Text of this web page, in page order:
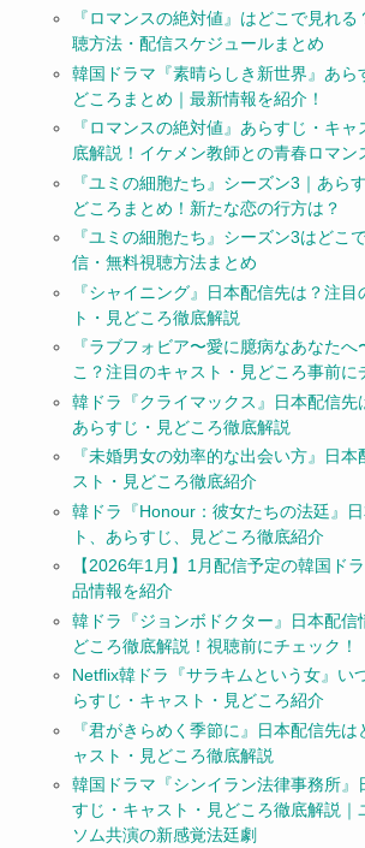
『ロマンスの絶対値』はどこで見れ
聴方法・配信スケジュールまとめ
韓国ドラマ『素晴らしき新世界』あら
どころまとめ｜最新情報を紹介！
『ロマンスの絶対値』あらすじ・キ
底解説！イケメン教師との青春ロマン
『ユミの細胞たち』シーズン3｜あら
どころまとめ！新たな恋の行方は？
『ユミの細胞たち』シーズン3はどこ
信・無料視聴方法まとめ
『シャイニング』日本配信先は？注
ト・見どころ徹底解説
『ラブフォビア〜愛に臆病なあなた
こ？注目のキャスト・見どころ事前に
韓ドラ『クライマックス』日本配信先
あらすじ・見どころ徹底解説
『未婚男女の効率的な出会い方』日
スト・見どころ徹底紹介
韓ドラ『Honour：彼女たちの法廷』
ト、あらすじ、見どころ徹底紹介
【2026年1月】1月配信予定の韓国ド
品情報を紹介
韓ドラ『ジョンボドクター』日本配信
どころ徹底解説！視聴前にチェック！
Netflix韓ドラ『サラキムという女』い
らすじ・キャスト・見どころ紹介
『君がきらめく季節に』日本配信先
ャスト・見どころ徹底解説
韓国ドラマ『シンイラン法律事務所』
すじ・キャスト・見どころ徹底解説｜
ソム共演の新感覚法廷劇